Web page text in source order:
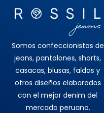
Somos confeccionistas de
jeans, pantalones, shorts,
casacas, blusas, faldas y
otros diseños elaborados
con el mejor denim del
mercado peruano.